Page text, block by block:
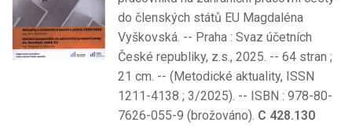
do členských států EU Magdaléna
Vyškovská. -- Praha : Svaz účetních
České republiky, z.s., 2025. -- 64 stran ;
21 cm. -- (Metodické aktuality, ISSN
1211-4138 ; 3/2025). -- ISBN : 978-80-
7626-055-9 (brožováno). C 428.130